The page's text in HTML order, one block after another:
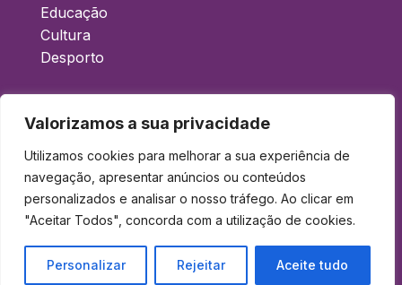
Valorizamos a sua privacidade
Utilizamos cookies para melhorar a sua experiência de
navegação, apresentar anúncios ou conteúdos
personalizados e analisar o nosso tráfego. Ao clicar em
"Aceitar Todos", concorda com a utilização de cookies.
Personalizar Rejeitar Aceite tudo
Educação
Cultura
Desporto
Boletim Municipal
Balcão Eletrónico
Gad
Acessibilidade
Política de Privacidade
Contactos